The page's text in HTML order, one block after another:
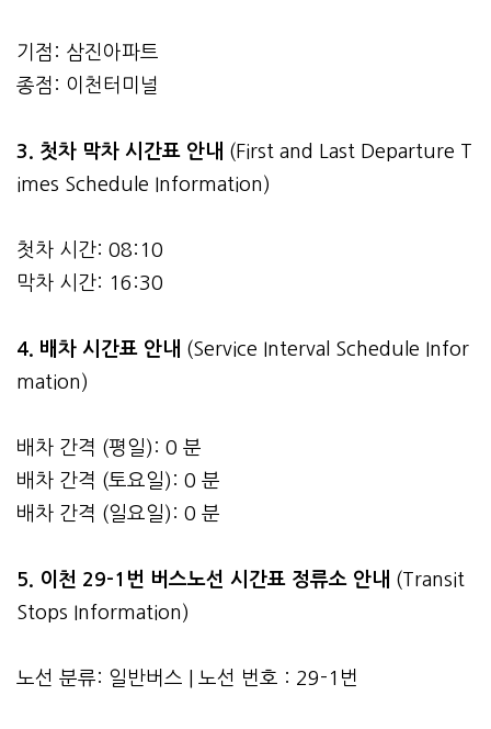
기점: 삼진아파트
종점: 이천터미널
3. 첫차 막차 시간표 안내 (First and Last Departure T
imes Schedule Information)
첫차 시간: 08:10
막차 시간: 16:30
4. 배차 시간표 안내 (Service Interval Schedule Infor
mation)
배차 간격 (평일): 0 분
배차 간격 (토요일): 0 분
배차 간격 (일요일): 0 분
5. 이천 29-1번 버스노선 시간표 정류소 안내 (Transit
Stops Information)
노선 분류: 일반버스 | 노선 번호 : 29-1번